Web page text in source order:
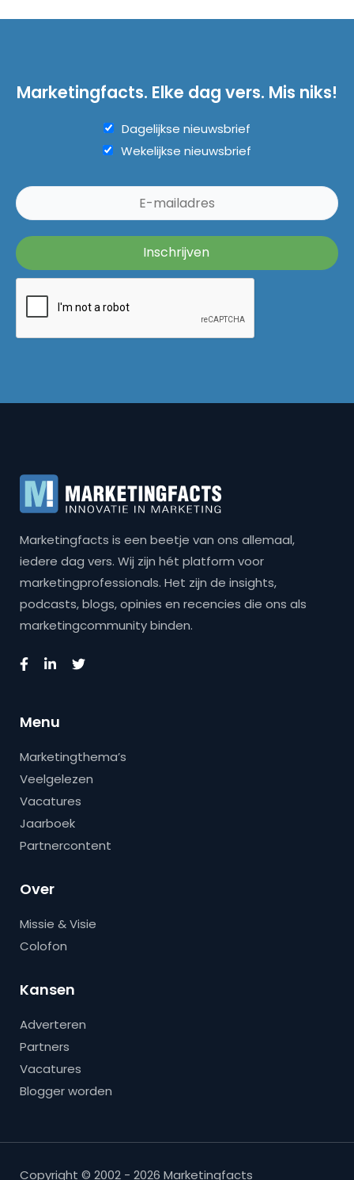
Marketingfacts. Elke dag vers. Mis niks!
Dagelijkse nieuwsbrief
Wekelijkse nieuwsbrief
Marketingfacts is een beetje van ons allemaal,
iedere dag vers. Wij zijn hét platform voor
marketingprofessionals. Het zijn de insights,
podcasts, blogs, opinies en recencies die ons als
marketingcommunity binden.
Menu
Marketingthema’s
Veelgelezen
Vacatures
Jaarboek
Partnercontent
Over
Missie & Visie
Colofon
Kansen
Adverteren
Partners
Vacatures
Blogger worden
Copyright © 2002 - 2026 Marketingfacts